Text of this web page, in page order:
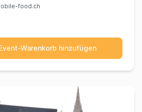
food.ch
Warenkorb hinzufügen